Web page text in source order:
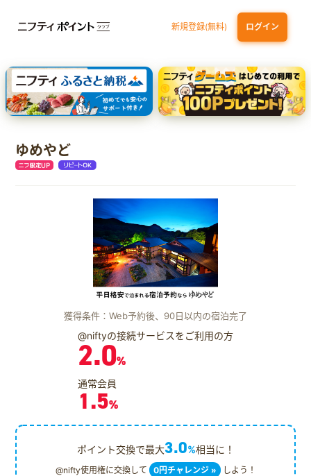
新規登録(無料) ログイン
dカード 九州カードNEXT JCB ORIGINAL SERIES：JCBカード S
三井住友カード ゴールド（NL）（家族カード発行）
【実質初月無料】DMM | Disney+(ディズニープラス) セットプラン
ゆめやど
獲得条件：Web予約後、90日以内の宿泊完了
@niftyの接続サービスをご利用の方
2.0%
通常会員
1.5%
ポイント交換で最大3.0%相当に！
@nifty使用権に交換して 0円チャレンジ » しよう！